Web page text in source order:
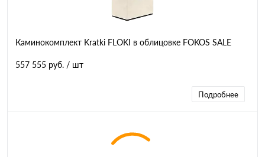
Каминокомплект Kratki FLOKI в облицовке FOKOS SALE
557 555 руб. / шт
Подробнее